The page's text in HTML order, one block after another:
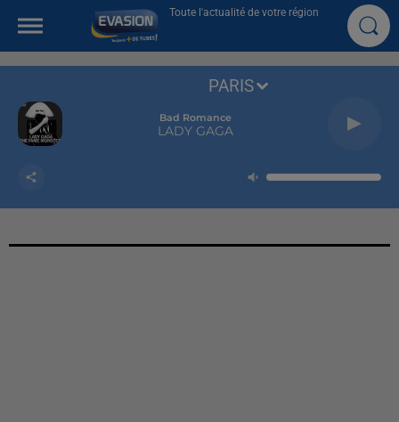
Toute l'actualité de votre région
Bad Romance
LADY GAGA
PARIS